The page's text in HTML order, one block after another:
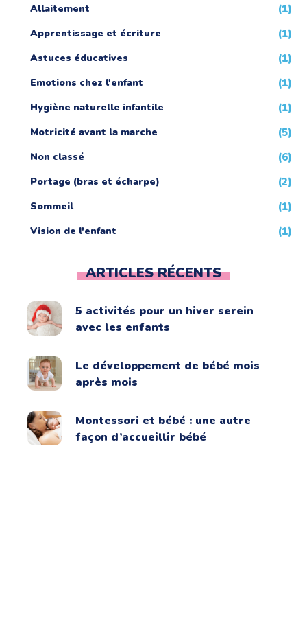
Allaitement (1)
Apprentissage et écriture (1)
Astuces éducatives (1)
Emotions chez l'enfant (1)
Hygiène naturelle infantile (1)
Motricité avant la marche (5)
Non classé (6)
Portage (bras et écharpe) (2)
Sommeil (1)
Vision de l'enfant (1)
ARTICLES RÉCENTS
5 activités pour un hiver serein
avec les enfants
Le développement de bébé mois
après mois
Montessori et bébé : une autre
façon d’accueillir bébé